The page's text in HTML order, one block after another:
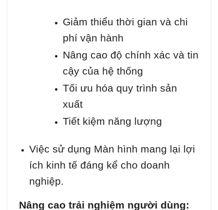
Giảm thiểu thời gian và chi
phí vận hành
Nâng cao độ chính xác và tin
cậy của hệ thống
Tối ưu hóa quy trình sản
xuất
Tiết kiệm năng lượng
Việc sử dụng Màn hình mang lại lợi
ích kinh tế đáng kể cho doanh
nghiệp.
Nâng cao trải nghiệm người dùng: